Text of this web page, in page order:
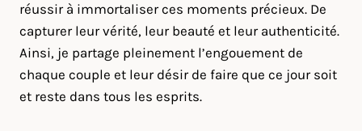
réussir à immortaliser ces moments précieux. De
capturer leur vérité, leur beauté et leur authenticité.
Ainsi, je partage pleinement l’engouement de
chaque couple et leur désir de faire que ce jour soit
et reste dans tous les esprits.